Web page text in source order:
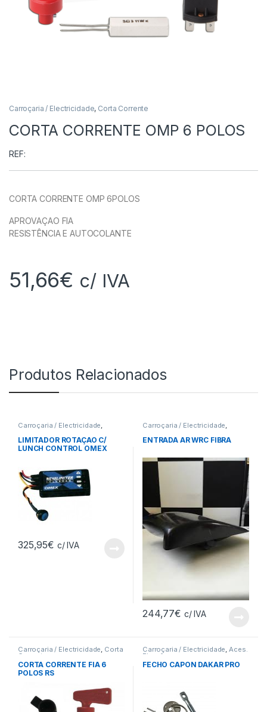
Carroçaria / Electricidade, Corta Corrente
CORTA CORRENTE OMP 6 POLOS
REF:
CORTA CORRENTE OMP 6POLOS
APROVAÇAO FIA
RESISTÊNCIA E AUTOCOLANTE
51,66€ c/ IVA
Produtos Relacionados
Carroçaria / Electricidade,
Indicadores
LIMITADOR ROTAÇAO C/
LUNCH CONTROL OMEX
325,95€ c/ IVA
Carroçaria / Electricidade,
Entradas de Ar
ENTRADA AR WRC FIBRA
244,77€ c/ IVA
Carroçaria / Electricidade, Corta
Corrente
CORTA CORRENTE FIA 6
POLOS RS
Carroçaria / Electricidade,Aces.
Fixação
FECHO CAPON DAKAR PRO